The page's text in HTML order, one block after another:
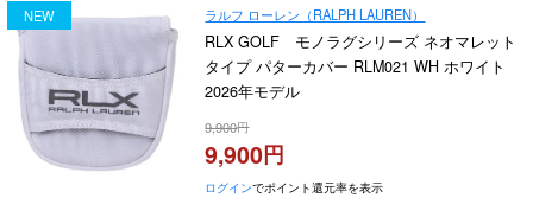
NEW ラルフ ローレン（RALPH LAUREN）
RLX GOLF モノラグシリーズ ネオマレット
タイプ パターカバー RLM021 WH ホワイト
2026年モデル
9,900
9,900
ログインでポイント還元率を表示